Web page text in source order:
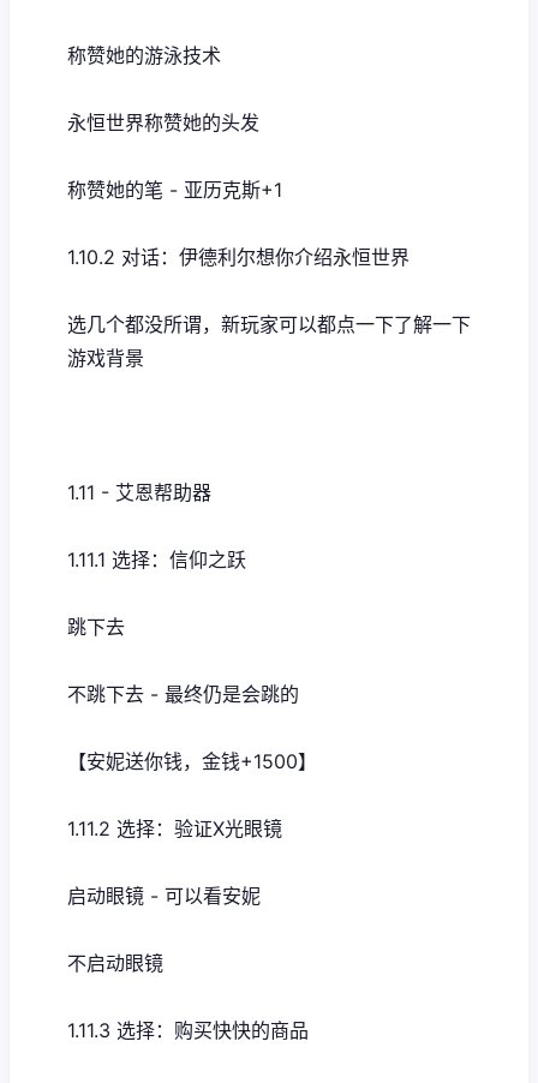
称赞她的游泳技术
永恒世界称赞她的头发
称赞她的笔 - 亚历克斯+1
1.10.2 对话：伊德利尔想你介绍永恒世界
选几个都没所谓，新玩家可以都点一下了解一下
游戏背景
1.11 - 艾恩帮助器
1.11.1 选择：信仰之跃
跳下去
不跳下去 - 最终仍是会跳的
【安妮送你钱，金钱+1500】
1.11.2 选择：验证X光眼镜
启动眼镜 - 可以看安妮
不启动眼镜
1.11.3 选择：购买快快的商品